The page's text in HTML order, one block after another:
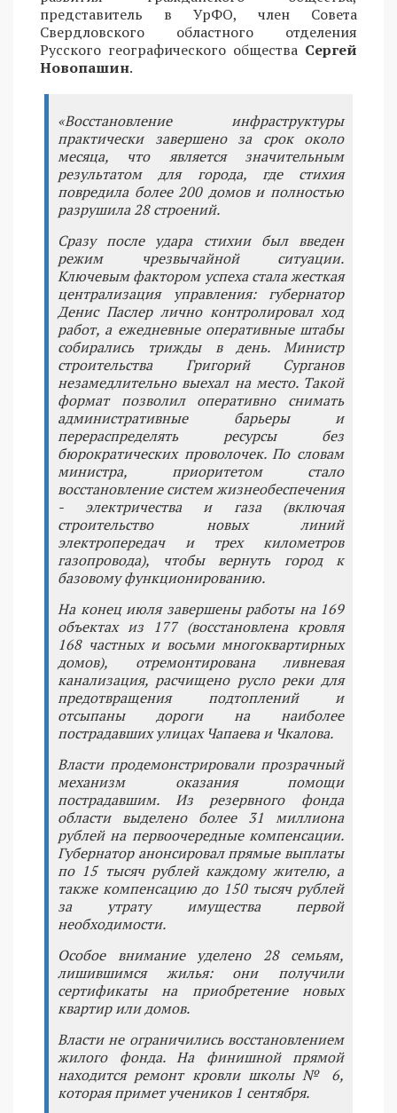
представитель в УрФО, член Совета
Свердловского областного отделения
Русского географического общества Сергей
Новопашин.
«Восстановление инфраструктуры
практически завершено за срок около
месяца, что является значительным
результатом для города, где стихия
повредила более 200 домов и полностью
разрушила 28 строений.
Сразу после удара стихии был введен
режим чрезвычайной ситуации.
Ключевым фактором успеха стала жесткая
централизация управления: губернатор
Денис Паслер лично контролировал ход
работ, а ежедневные оперативные штабы
собирались трижды в день. Министр
строительства Григорий Сурганов
незамедлительно выехал на место. Такой
формат позволил оперативно снимать
административные барьеры и
перераспределять ресурсы без
бюрократических проволочек. По словам
министра, приоритетом стало
восстановление систем жизнеобеспечения
- электричества и газа (включая
строительство новых линий
электропередач и трех километров
газопровода), чтобы вернуть город к
базовому функционированию.
На конец июля завершены работы на 169
объектах из 177 (восстановлена кровля
168 частных и восьми многоквартирных
домов), отремонтирована ливневая
канализация, расчищено русло реки для
предотвращения подтоплений и
отсыпаны дороги на наиболее
пострадавших улицах Чапаева и Чкалова.
Власти продемонстрировали прозрачный
механизм оказания помощи
пострадавшим. Из резервного фонда
области выделено более 31 миллиона
рублей на первоочередные компенсации.
Губернатор анонсировал прямые выплаты
по 15 тысяч рублей каждому жителю, а
также компенсацию до 150 тысяч рублей
за утрату имущества первой
необходимости.
Особое внимание уделено 28 семьям,
лишившимся жилья: они получили
сертификаты на приобретение новых
квартир или домов.
Власти не ограничились восстановлением
жилого фонда. На финишной прямой
находится ремонт кровли школы № 6,
которая примет учеников 1 сентября.